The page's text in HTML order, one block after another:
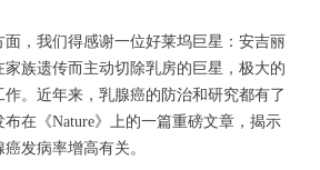
，我们得感谢一位好莱坞巨星：安吉丽
族遗传而主动切除乳房的巨星，极大的
。近年来，乳腺癌的防治和研究都有了
布在《Nature》上的一篇重磅文章，揭示
发病率增高有关。